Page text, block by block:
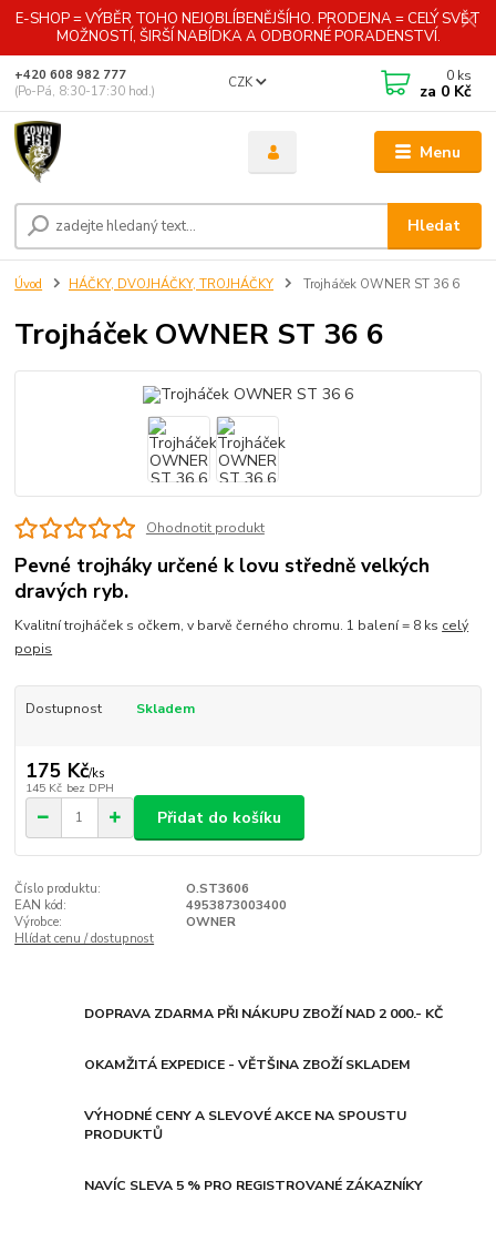
E-SHOP = VÝBĚR TOHO NEJOBLÍBENĚJŠÍHO. PRODEJNA = CELÝ SVĚT
MOŽNOSTÍ, ŠIRŠÍ NABÍDKA A ODBORNÉ PORADENSTVÍ.
Menu
CZK
Hledat
+420 608 982 777
(Po-Pá, 8:30-17:30 hod.)
0 ks
za 0 Kč
Úvod HÁČKY, DVOJHÁČKY, TROJHÁČKY Trojháček OWNER ST 36 6
Trojháček OWNER ST 36 6
Ohodnotit produkt
Pevné trojháky určené k lovu středně velkých
dravých ryb.
Kvalitní trojháček s očkem, v barvě černého chromu. 1 balení = 8 ks celý
popis
Dostupnost Skladem
175 Kč/ks
145 Kč bez DPH
Přidat do košíku
Číslo produktu:
O.ST3606
EAN kód:
4953873003400
Výrobce:
OWNER
Hlídat cenu / dostupnost
DOPRAVA ZDARMA PŘI NÁKUPU ZBOŽÍ NAD 2 000.- KČ
OKAMŽITÁ EXPEDICE - VĚTŠINA ZBOŽÍ SKLADEM
VÝHODNÉ CENY A SLEVOVÉ AKCE NA SPOUSTU
PRODUKTŮ
NAVÍC SLEVA 5 % PRO REGISTROVANÉ ZÁKAZNÍKY